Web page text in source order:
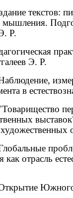
текстов:
мышления.
Р.
Э. Р.
в
как отрасль